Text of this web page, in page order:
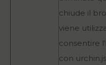
chiude il
viene
consentire
con